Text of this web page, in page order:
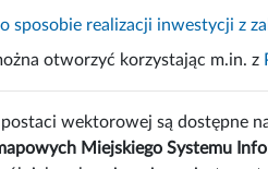
sposobie realizacji inwestycji z
otworzyć korzystając m.in. z
wektorowej są dostępne
Miejskiego Systemu